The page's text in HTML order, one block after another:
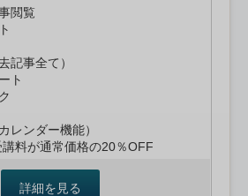
閲覧
記事全て）
ト
レンダー機能）
料が通常価格の20％OFF
詳細を見る